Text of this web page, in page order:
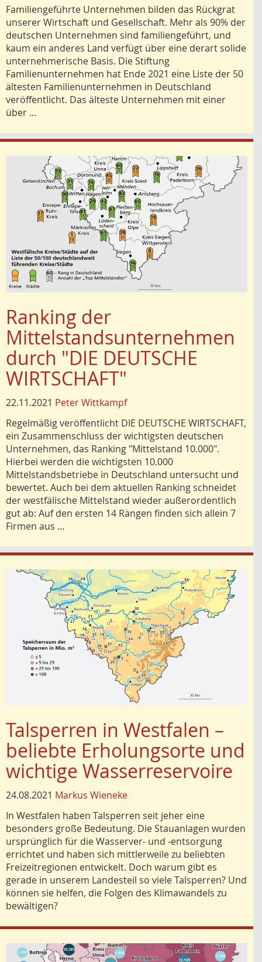
Familiengeführte Unternehmen bilden das Rückgrat
unserer Wirtschaft und Gesellschaft. Mehr als 90% der
deutschen Unternehmen sind familiengeführt, und
kaum ein anderes Land verfügt über eine derart solide
unternehmerische Basis. Die Stiftung
Familienunternehmen hat Ende 2021 eine Liste der 50
ältesten Familienunternehmen in Deutschland
veröffentlicht. Das älteste Unternehmen mit einer
über …
Ranking der
Mittelstandsunternehmen
durch "DIE DEUTSCHE
WIRTSCHAFT"
22.11.2021 Peter Wittkampf
Regelmäßig veröffentlicht DIE DEUTSCHE WIRTSCHAFT,
ein Zusammenschluss der wichtigsten deutschen
Unternehmen, das Ranking "Mittelstand 10.000".
Hierbei werden die wichtigsten 10.000
Mittelstandsbetriebe in Deutschland untersucht und
bewertet. Auch bei dem aktuellen Ranking schneidet
der westfälische Mittelstand wieder außerordentlich
gut ab: Auf den ersten 14 Rängen finden sich allein 7
Firmen aus …
Talsperren in Westfalen –
beliebte Erholungsorte und
wichtige Wasserreservoire
24.08.2021 Markus Wieneke
In Westfalen haben Talsperren seit jeher eine
besonders große Bedeutung. Die Stauanlagen wurden
ursprünglich für die Wasserver- und -entsorgung
errichtet und haben sich mittlerweile zu beliebten
Freizeitregionen entwickelt. Doch warum gibt es
gerade in unserem Landesteil so viele Talsperren? Und
können sie helfen, die Folgen des Klimawandels zu
bewältigen?